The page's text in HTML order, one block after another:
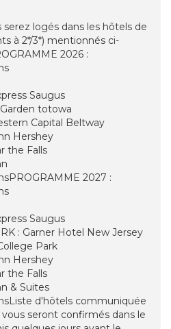
logés dans les hôtels de
à 2*/3*) mentionnés ci-
2026 :
Saugus
totowa
Capital Beltway
Hershey
the Falls
2027 :
Saugus
: Garner Hotel New Jersey
Park
Hershey
the Falls
& Suites
d'hôtels communiquée
seront confirmés dans le